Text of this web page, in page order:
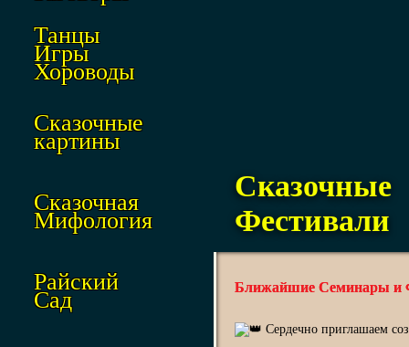
Танцы
Игры
Хороводы
Сказочные
картины
Сказочная
Мифология
Райский
Сад
Фестивали
Ближайшие Семинары и
Сердечно приглашаем